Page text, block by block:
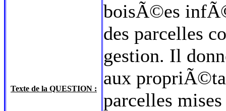
Texte de la QUESTION :
boisÃ©es
des parcelles
gestion. Il
aux
parcelles